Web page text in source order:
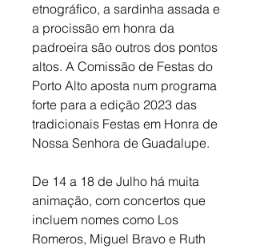
etnográfico, a sardinha assada e
a procissão em honra da
padroeira são outros dos pontos
altos. A Comissão de Festas do
Porto Alto aposta num programa
forte para a edição 2023 das
tradicionais Festas em Honra de
Nossa Senhora de Guadalupe.
De 14 a 18 de Julho há muita
animação, com concertos que
incluem nomes como Los
Romeros, Miguel Bravo e Ruth